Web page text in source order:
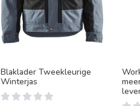
Blaklader Tweekleurige
Winterjas